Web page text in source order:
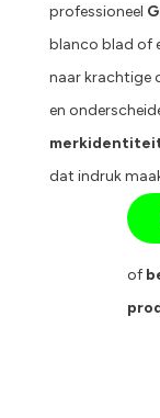
professioneel
blanco blad of
naar krachtige
en
dat indruk
of